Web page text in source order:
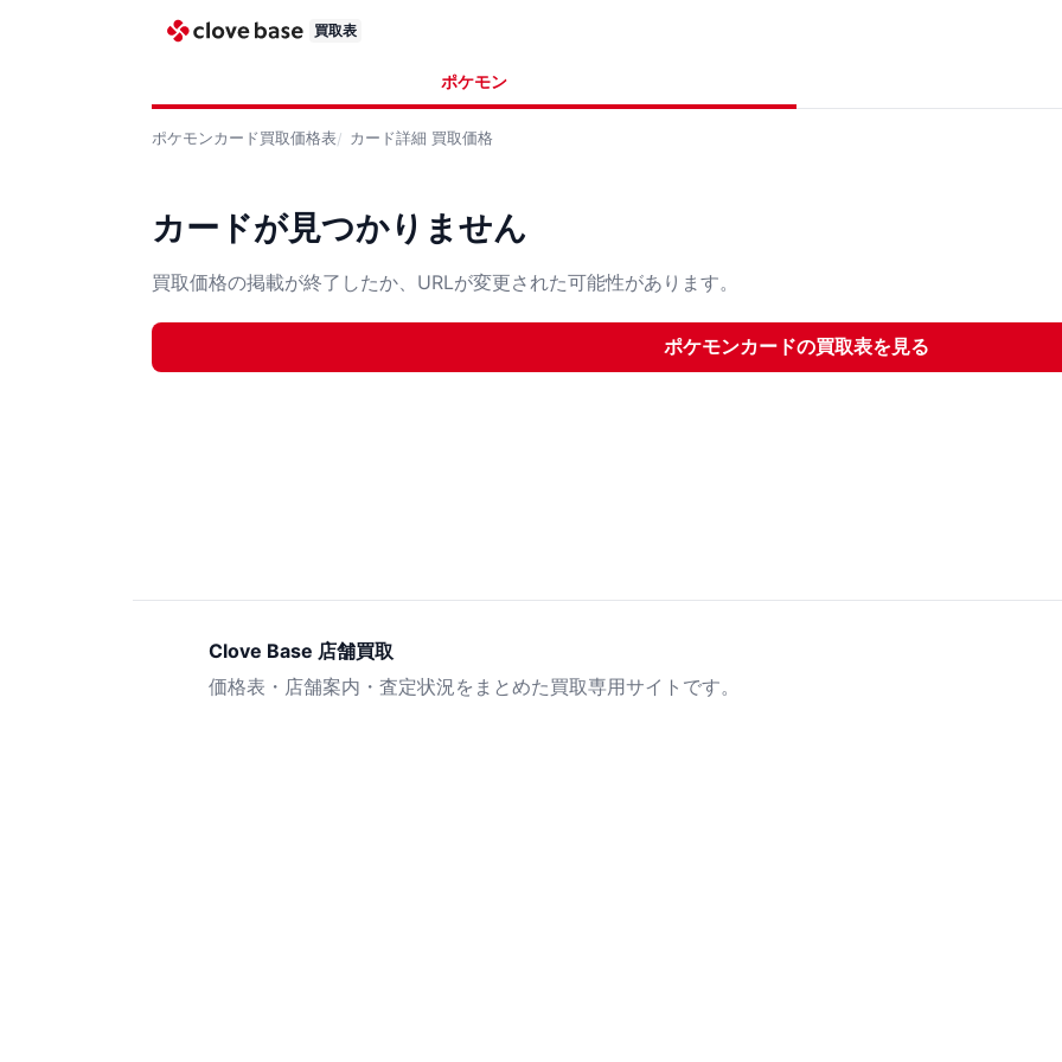
買取表
ポケモン
ポケモンカード買取価格表 カード詳細 買取価格
カードが見つかりません
買取価格の掲載が終了したか、URLが変更された可能性があります。
ポケモンカードの買取表を見る
Clove Base 店舗買取
価格表・店舗案内・査定状況をまとめた買取専用サイトです。